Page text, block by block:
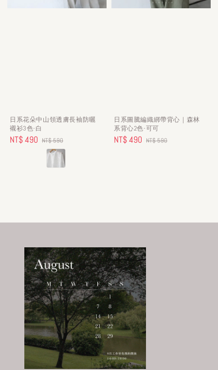
日系花朵中山領透膚長袖防曬
襯衫3色-白
Sale
NT$ 490 Regular
price
NT$ 590
日系圖騰編織綁帶背心｜森林
系背心2色-可可
Sale
NT$ 490 Regular
NT$ 590